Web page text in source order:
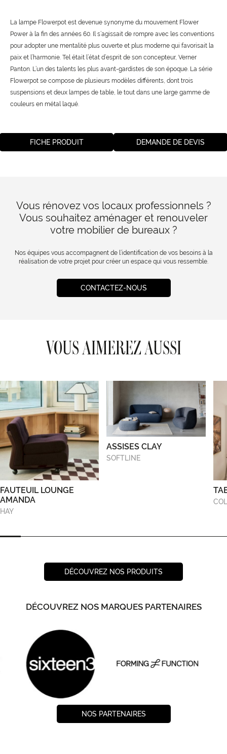
La lampe Flowerpot est devenue synonyme du mouvement Flower
Power à la fin des années 60. Il s’agissait de rompre avec les conventions
pour adopter une mentalité plus ouverte et plus moderne qui favorisait la
paix et l’harmonie. Tel était l’état d’esprit de son concepteur, Verner
Panton. L’un des talents les plus avant-gardistes de son époque. La série
Flowerpot se compose de plusieurs modèles différents, dont trois
suspensions et deux lampes de table, le tout dans une large gamme de
couleurs en métal laqué.
FICHE PRODUIT DEMANDE DE DEVIS
Vous rénovez vos locaux professionnels ?
Vous souhaitez aménager et renouveler
votre mobilier de bureaux ?
Nos équipes vous accompagnent de l’identification de vos besoins à la
réalisation de votre projet pour créer un espace qui vous ressemble.
CONTACTEZ-NOUS
VOUS AIMEREZ AUSSI
FAUTEUIL LOUNGE
AMANDA
HAY
ASSISES CLAY
SOFTLINE
DÉCOUVREZ NOS PRODUITS
DÉCOUVREZ NOS MARQUES PARTENAIRES
NOS PARTENAIRES